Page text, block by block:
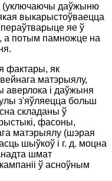
(уключаючы даўжыню
выкарыстоўваецца
яе ў
а потым памножце на
фактары, як
матэрыялу,
аверлока і даўжыня
з'яўляецца больш
складаны ў
фасоны,
матэрыялу (шэрая
шыўкоў і г. д. моцна
шмат
ў асноўным